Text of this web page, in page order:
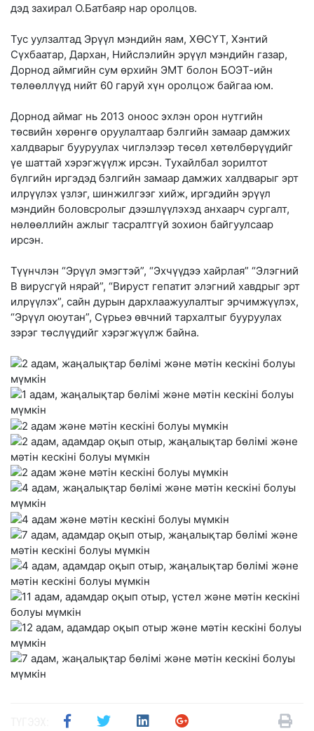
дэд захирал О.Батбаяр нар оролцов.
Тус уулзалтад Эрүүл мэндийн яам, ХӨСҮТ, Хэнтий
Сүхбаатар, Дархан, Нийслэлийн эрүүл мэндийн газар,
Дорнод аймгийн сум өрхийн ЭМТ болон БОЭТ-ийн
төлөөллүүд нийт 60 гаруй хүн оролцож байгаа юм.
Дорнод аймаг нь 2013 оноос эхлэн орон нутгийн
төсвийн хөрөнгө оруулалтаар бэлгийн замаар дамжих
халдварыг бууруулах чиглэлээр төсөл хөтөлбөрүүдийг
үе шаттай хэрэгжүүлж ирсэн. Тухайлбал зорилтот
бүлгийн иргэдэд бэлгийн замаар дамжих халдварыг эрт
илрүүлэх үзлэг, шинжилгээг хийж, иргэдийн эрүүл
мэндийн боловсролыг дээшлүүлэхэд анхаарч сургалт,
нөлөөллийн ажлыг тасралтгүй зохион байгуулсаар
ирсэн.
Түүнчлэн “Эрүүл эмэгтэй”, “Эхчүүдээ хайрлая” “Элэгний
В вирусгүй нярай”, “Вируст гепатит элэгний хавдрыг эрт
илрүүлэх”, сайн дурын дархлаажуулалтыг эрчимжүүлэх,
“Эрүүл оюутан”, Сүрьеэ өвчний тархалтыг бууруулах
зэрэг төслүүдийг хэрэгжүүлж байна.